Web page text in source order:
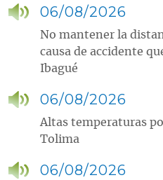
06/08/2026
No mantener la
causa de accidente
Ibagué
06/08/2026
Altas temperaturas
Tolima
06/08/2026